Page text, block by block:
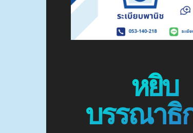
หยิบ
บรรณาธิ